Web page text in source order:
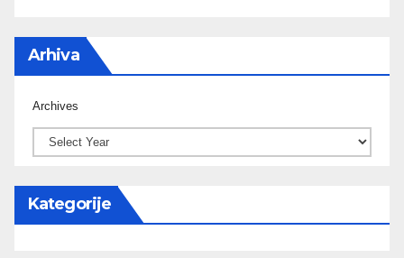
Arhiva
Archives
Kategorije